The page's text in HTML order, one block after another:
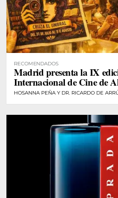
RECOMENDADOS
Madrid presenta la IX
Internacional de Cine de
HOSANNA PEÑA Y DR. RICARDO DE